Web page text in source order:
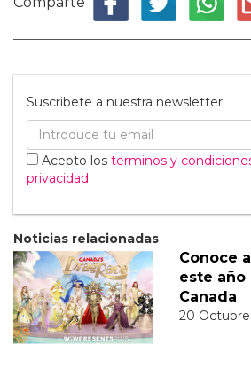
Suscribete a nuestra newsletter:
Acepto los terminos y
privacidad.
Noticias relacionadas
Conoce
este año
Canada
20 Octubre